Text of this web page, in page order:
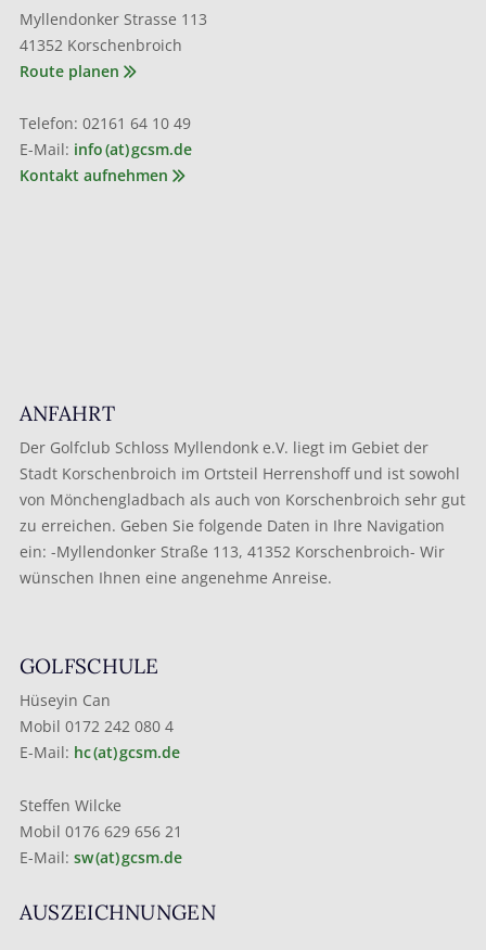
Myllendonker Strasse 113
41352 Korschenbroich
Route planen
Telefon: 02161 64 10 49
E-Mail: info (at) gcsm.de
Kontakt aufnehmen
ANFAHRT
Der Golfclub Schloss Myllendonk e.V. liegt im Gebiet der
Stadt Korschenbroich im Ortsteil Herrenshoff und ist sowohl
von Mönchengladbach als auch von Korschenbroich sehr gut
zu erreichen. Geben Sie folgende Daten in Ihre Navigation
ein: -Myllendonker Straße 113, 41352 Korschenbroich- Wir
wünschen Ihnen eine angenehme Anreise.
GOLFSCHULE
Hüseyin Can
Mobil 0172 242 080 4
E-Mail: hc (at) gcsm.de
Steffen Wilcke
Mobil 0176 629 656 21
E-Mail: sw (at) gcsm.de
AUSZEICHNUNGEN